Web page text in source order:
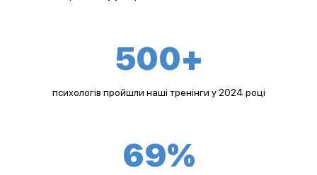
500+
психологів пройшли наші тренінги у 2024 році
69%